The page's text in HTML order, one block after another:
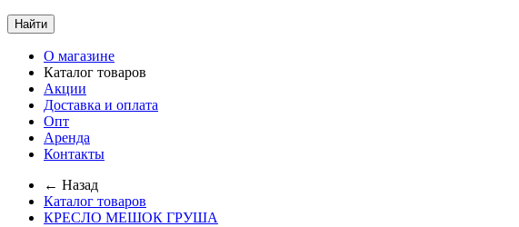
Найти
О магазине
Каталог товаров
Акции
Доставка и оплата
Опт
Аренда
Контакты
← Назад
Каталог товаров
КРЕСЛО МЕШОК ГРУША